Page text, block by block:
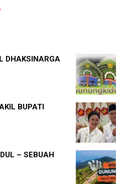
DHAKSINARGA
BUPATI
– SEBUAH